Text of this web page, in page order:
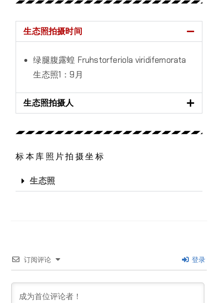
生态照拍摄时间
绿腿腹露蝗 Fruhstorferiola viridifemorata
生态照1：9月
生态照拍摄人
标本库照片拍摄坐标
生态照
订阅评论 登录